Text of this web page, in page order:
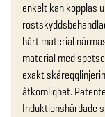
enkelt kan kopplas
hårt material
material med
exakt
åtkomlighet.
Induktionshärdade